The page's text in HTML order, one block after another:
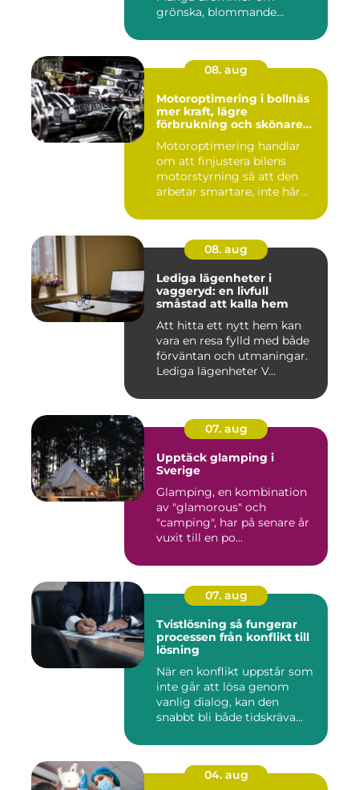
grönska, blommande
08. aug
Motoroptimering i bollnäs
mer kraft, lägre
förbrukning och skönare
Motoroptimering handlar
om att finjustera bilens
motorstyrning så att den
arbetar smartare, inte hår...
08. aug
Lediga lägenheter i
vaggeryd: en livfull
småstad att kalla hem
Att hitta ett nytt hem kan
vara en resa fylld med både
förväntan och utmaningar.
Lediga lägenheter V...
07. aug
Upptäck glamping i
Sverige
Glamping, en kombination
av "glamorous" och
"camping", har på senare år
vuxit till en po...
07. aug
Tvistlösning så fungerar
processen från konflikt till
lösning
När en konflikt uppstår som
inte går att lösa genom
vanlig dialog, kan den
snabbt bli både tidskräva...
04. aug